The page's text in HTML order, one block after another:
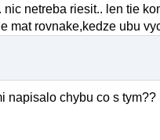
netreba riesit.. len tie
mat rovnake,kedze ubu
napisalo chybu co s